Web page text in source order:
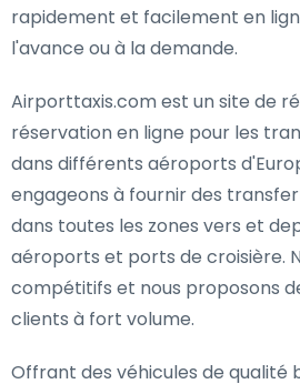
rapidement et facilement en
l'avance ou à la demande.
Airporttaxis.com est un site de
réservation en ligne pour les
dans différents aéroports
engageons à fournir des
dans toutes les zones vers et
aéroports et ports de croisière.
compétitifs et nous proposons
clients à fort volume.
Offrant des véhicules de qualité